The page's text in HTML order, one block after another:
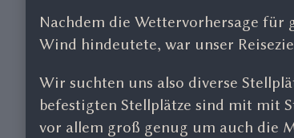
author
Ostfriesland
22,
Nachdem die Wettervorhersage für
Wind hindeutete, war unser
Wir suchten uns also diverse
befestigten Stellplätze sind mit mit
vor allem groß genug um auch die